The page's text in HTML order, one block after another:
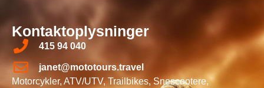
Kontaktoplysninger
415 94 040
janet@mototours.travel
Motorcykler, ATV/UTV, Trailbikes, Snescootere,